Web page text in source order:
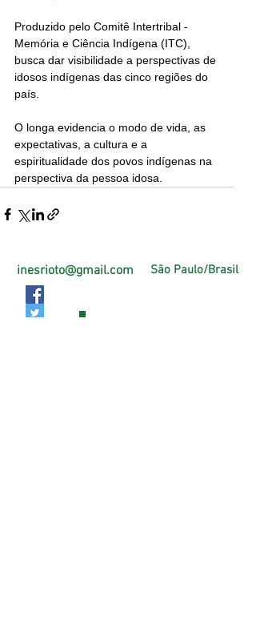
Produzido pelo Comitê Intertribal -
Memória e Ciência Indígena (ITC),
busca dar visibilidade a perspectivas de
idosos indígenas das cinco regiões do
país.
O longa evidencia o modo de vida, as
expectativas, a cultura e a
espiritualidade dos povos indígenas na
perspectiva da pessoa idosa.
São Paulo/Brasil
inesrioto@gmail.com